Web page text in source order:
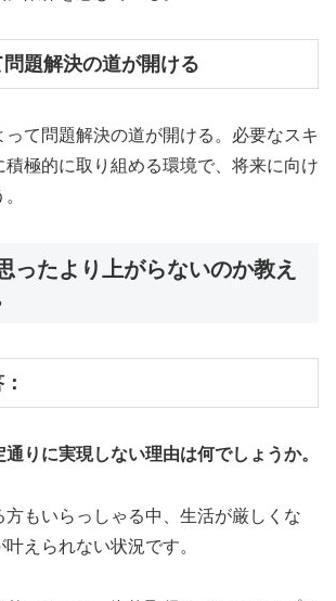
題解決の道が開ける
って問題解決の道が開ける。必要なスキ
積極的に取り組める環境で、将来に向け
ったより上がらないのか教え
りに実現しない理由は何でしょうか。
方もいらっしゃる中、生活が厳しくな
えられない状況です。